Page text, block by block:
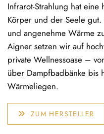
Infrarot-Strahlung hat
Körper und der Seele
und angenehme Wärme
Aigner setzen wir auf
private Wellnessoase –
über Dampfbadbänke bis
Wärmeliegen.
ZUM HERSTELLER